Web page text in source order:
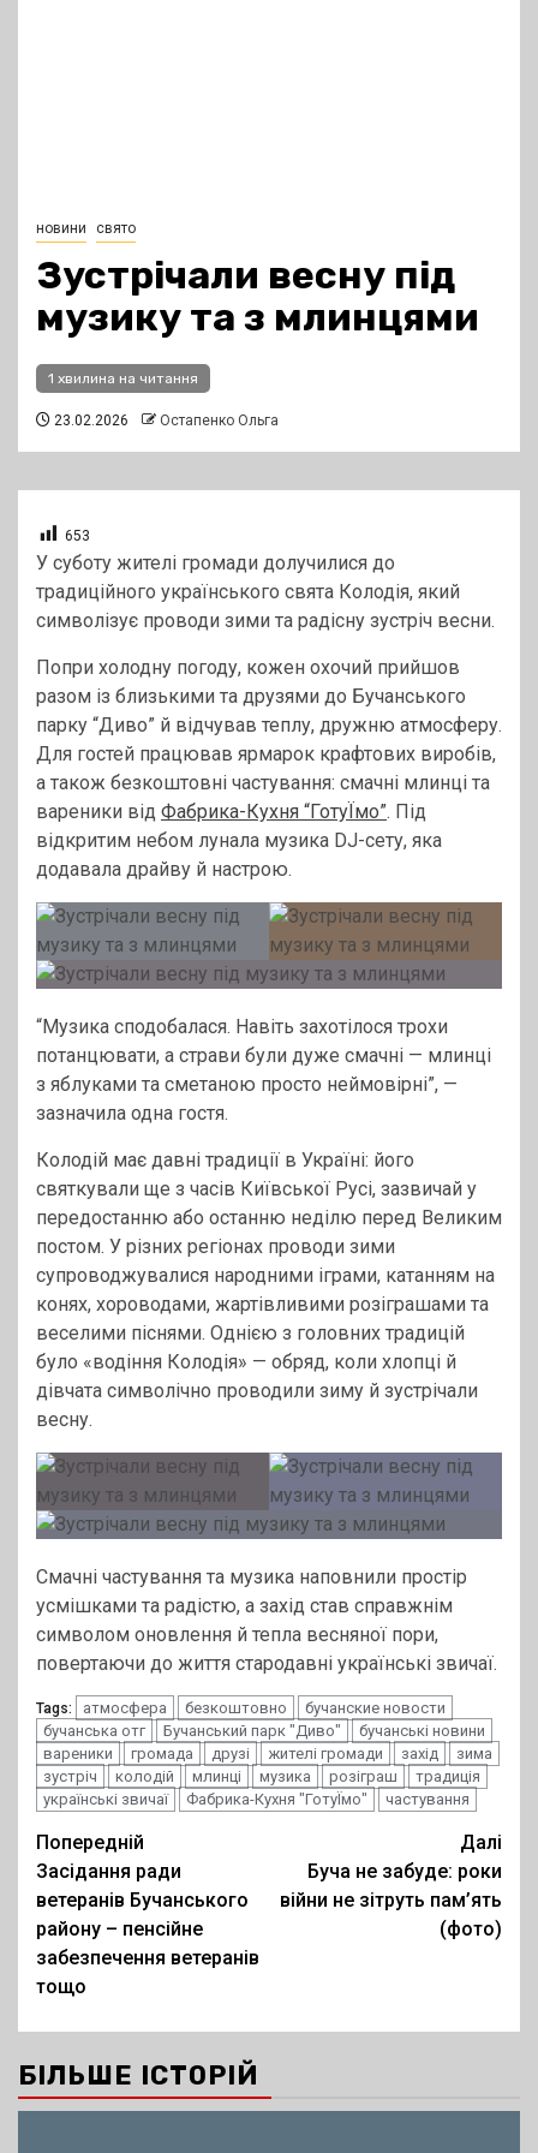
новини свято
Зустрічали весну під
музику та з млинцями
1 хвилина на читання
23.02.2026 Остапенко Ольга
653
У суботу жителі громади долучилися до
традиційного українського свята Колодія, який
символізує проводи зими та радісну зустріч весни.
Попри холодну погоду, кожен охочий прийшов
разом із близькими та друзями до Бучанського
парку “Диво” й відчував теплу, дружню атмосферу.
Для гостей працював ярмарок крафтових виробів,
а також безкоштовні частування: смачні млинці та
вареники від Фабрика-Кухня “ГотуЇмо”. Під
відкритим небом лунала музика DJ-сету, яка
додавала драйву й настрою.
“Музика сподобалася. Навіть захотілося трохи
потанцювати, а страви були дуже смачні — млинці
з яблуками та сметаною просто неймовірні”, —
зазначила одна гостя.
Колодій має давні традиції в Україні: його
святкували ще з часів Київської Русі, зазвичай у
передостанню або останню неділю перед Великим
постом. У різних регіонах проводи зими
супроводжувалися народними іграми, катанням на
конях, хороводами, жартівливими розіграшами та
веселими піснями. Однією з головних традицій
було «водіння Колодія» — обряд, коли хлопці й
дівчата символічно проводили зиму й зустрічали
весну.
Смачні частування та музика наповнили простір
усмішками та радістю, а захід став справжнім
символом оновлення й тепла весняної пори,
повертаючи до життя стародавні українські звичаї.
Tags: атмосфера безкоштовно
бучанские новости
бучанська отг
Бучанський парк "Диво"
бучанські новини
вареники
громада друзі жителі громади захід
зима
зустріч
колодій млинці музика розіграш
традиція
українські звичаї
Фабрика-Кухня "ГотуЇмо" частування
Post
navigation
Попередній
Засідання ради
ветеранів Бучанського
району – пенсійне
забезпечення ветеранів
тощо
Далі
Буча не забуде: роки
війни не зітруть пам’ять
(фото)
БІЛЬШЕ ІСТОРІЙ